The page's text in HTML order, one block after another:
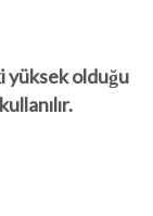
yüksek olduğu
kullanılır.